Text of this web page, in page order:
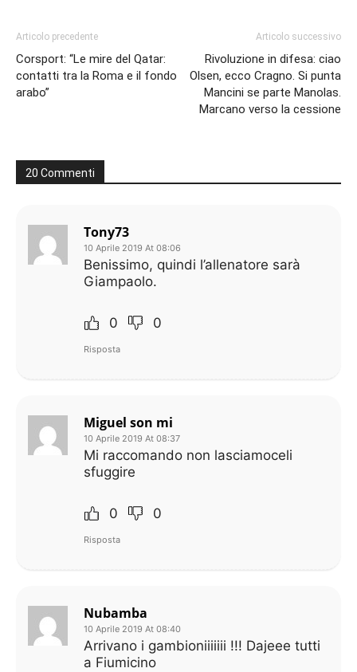
Articolo precedente
Corsport: “Le mire del Qatar:
contatti tra la Roma e il fondo
arabo”
Articolo successivo
Rivoluzione in difesa: ciao
Olsen, ecco Cragno. Si punta
Mancini se parte Manolas.
Marcano verso la cessione
20 Commenti
Tony73
10 Aprile 2019 At 08:06
Benissimo, quindi l’allenatore sarà
Giampaolo.
0 0
Risposta
Miguel son mi
10 Aprile 2019 At 08:37
Mi raccomando non lasciamoceli
sfuggire
0 0
Risposta
Nubamba
10 Aprile 2019 At 08:40
Arrivano i gambioniiiiiii !!! Dajeee tutti
a Fiumicino